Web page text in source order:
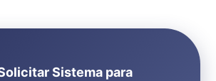
Sistema para